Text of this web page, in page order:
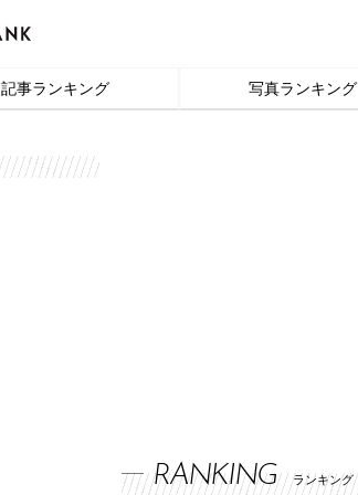
記事ランキング 写真ランキング
RANKING ランキング